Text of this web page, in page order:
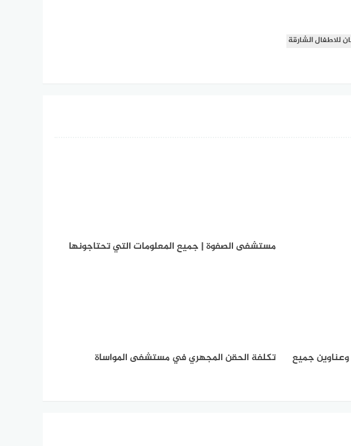
للاطفال الشارقة
مستشفى الصفوة | جميع المعلومات التي تحتاجونها
جميع
تكلفة الحقن المجهري في مستشفى المواساة